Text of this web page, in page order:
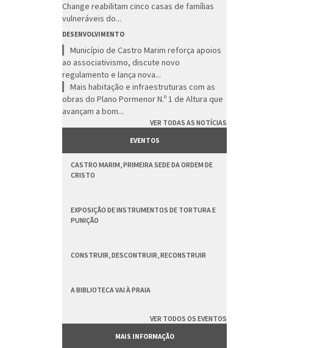
Change reabilitam cinco casas de famílias
vulneráveis do...
DESENVOLVIMENTO
Município de Castro Marim reforça apoios
ao associativismo, discute novo
regulamento e lança nova...
Mais habitação e infraestruturas com as
obras do Plano Pormenor N.º 1 de Altura que
avançam a bom...
VER TODAS AS NOTÍCIAS
EVENTOS
CASTRO MARIM, PRIMEIRA SEDE DA ORDEM DE
CRISTO
EXPOSIÇÃO DE INSTRUMENTOS DE TORTURA E
PUNIÇÃO
CONSTRUIR, DESCONTRUIR, RECONSTRUIR
A BIBLIOTECA VAI À PRAIA
VER TODOS OS EVENTOS
MAIS INFORMAÇÃO